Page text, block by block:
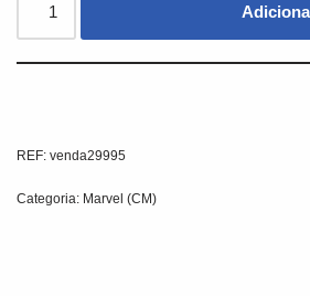
REF: venda29995
Categoria: Marvel (CM)